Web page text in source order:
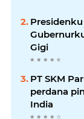
Gigi
PT SKM
perdana
India